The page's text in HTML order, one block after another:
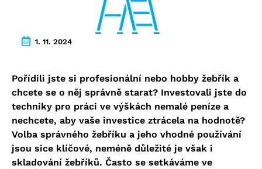
1. 11. 2024
Pořídili jste si profesionální nebo hobby žebřík a
chcete se o něj správně starat? Investovali jste do
techniky pro práci ve výškách nemalé peníze a
nechcete, aby vaše investice ztrácela na hodnotě?
Volba správného žebříku a jeho vhodné používání
jsou sice klíčové, neméně důležité je však i
skladování žebříků. Často se setkáváme ve